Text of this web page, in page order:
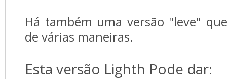
Há também uma versão "leve"
de várias maneiras.
Esta versão Lighth Pode dar: